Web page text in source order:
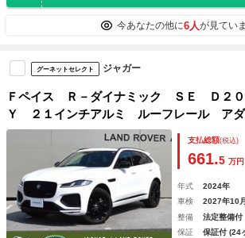
今あなたの他に6人が見てい
グーネットセレクト ジャガー
Ｆペイス Ｒ－ダイナミック ＳＥ Ｄ２
Ｙ ２１インチアルミ ルーフレール アダ
クス パノラミックルーフ コールドクラ
ンフィギラブルダイナミクス プライバ
ステアリングコラム
支払総額(税込)
661.5 万円
年式 2024年
車検
2027年10月
整備
法定整備付
保証
保証付 (24